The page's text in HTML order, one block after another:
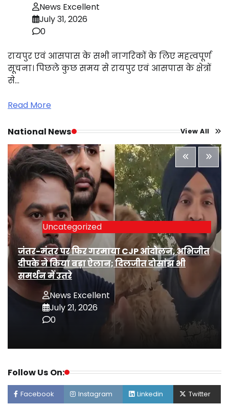
News Excellent
July 31, 2026
0
रायपुर एवं आसपास के सभी नागरिकों के लिए महत्वपूर्ण
सूचना। पिछले कुछ समय से रायपुर एवं आसपास के क्षेत्रों
से…
Read More
National News View All
Uncategorized
जंतर-मंतर पर फिर गरमाया CJP आंदोलन, अभिजीत
दीपके ने किया बड़ा ऐलान; दिलजीत दोसांझ भी
समर्थन में उतरे
News Excellent
July 21, 2026
0
Follow Us On:
Facebook Instagram Linkedin Twitter